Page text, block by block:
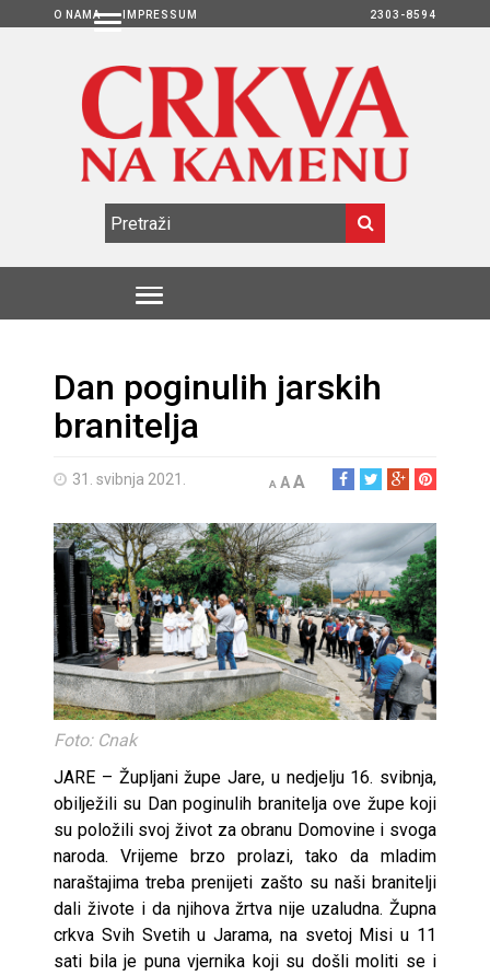
O NAMA IMPRESSUM 2303-8594
Dan poginulih jarskih
branitelja
31. svibnja 2021. A AA
Foto: Cnak
JARE – Župljani župe Jare, u nedjelju 16. svibnja,
obilježili su Dan poginulih branitelja ove župe koji
su položili svoj život za obranu Domovine i svoga
naroda. Vrijeme brzo prolazi, tako da mladim
naraštajima treba prenijeti zašto su naši branitelji
dali živote i da njihova žrtva nije uzaludna. Župna
crkva Svih Svetih u Jarama, na svetoj Misi u 11
sati bila je puna vjernika koji su došli moliti se i